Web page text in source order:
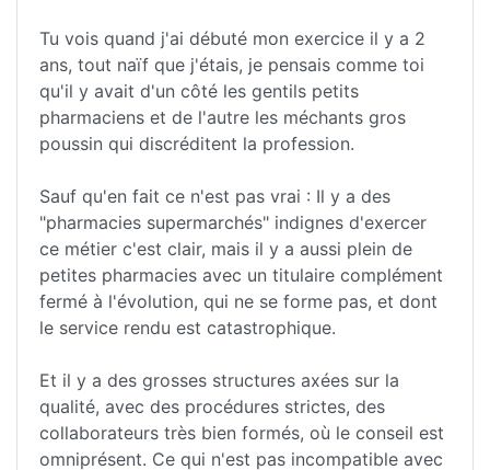
Tu vois quand j'ai débuté mon exercice il y a 2
ans, tout naïf que j'étais, je pensais comme toi
qu'il y avait d'un côté les gentils petits
pharmaciens et de l'autre les méchants gros
poussin qui discréditent la profession.
Sauf qu'en fait ce n'est pas vrai : Il y a des
"pharmacies supermarchés" indignes d'exercer
ce métier c'est clair, mais il y a aussi plein de
petites pharmacies avec un titulaire complément
fermé à l'évolution, qui ne se forme pas, et dont
le service rendu est catastrophique.
Et il y a des grosses structures axées sur la
qualité, avec des procédures strictes, des
collaborateurs très bien formés, où le conseil est
omniprésent. Ce qui n'est pas incompatible avec